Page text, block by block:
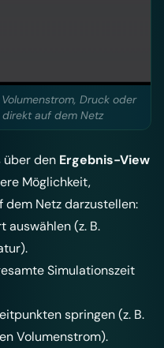
Druck oder
auf dem Netz
über den Ergebnis-View
Möglichkeit,
Netz darzustellen:
auswählen (z. B.
Simulationszeit
springen (z. B.
Volumenstrom).